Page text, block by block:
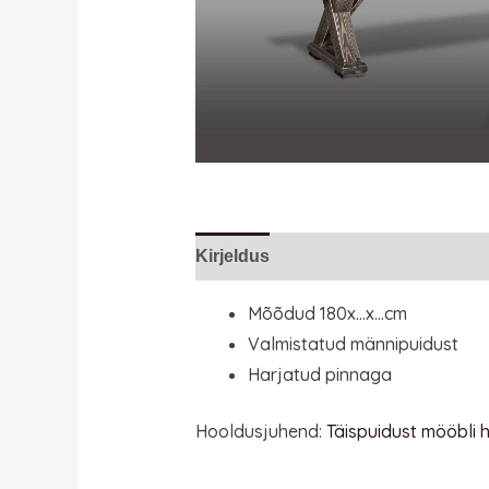
Kirjeldus
Mõõdud 180x…x…cm
Valmistatud männipuidust
Harjatud pinnaga
Hooldusjuhend: Täispuidust mööbli